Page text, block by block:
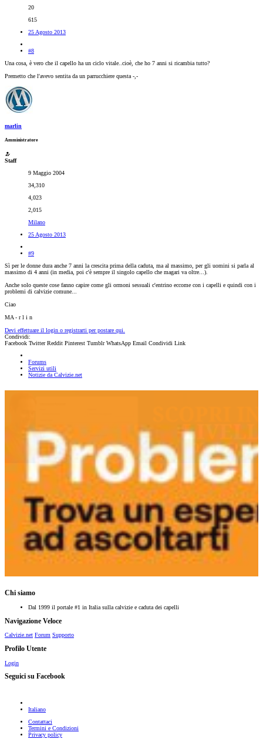
20
615
25 Agosto 2013
#8
Una cosa, è vero che il capello ha un ciclo vitale..cioè, che ho 7 anni si ricambia tutto?
Premetto che l'avevo sentita da un parrucchiere questa -,-
marlin
Amministratore
Staff
9 Maggio 2004
34,310
4,023
2,015
Milano
25 Agosto 2013
#9
Sì per le donne dura anche 7 anni la crescita prima della caduta, ma al massimo, per gli uomini si parla al
massimo di 4 anni (in media, poi c'è sempre il singolo capello che magari va oltre...).
Anche solo queste cose fanno capire come gli ormoni sessuali c'entrino eccome con i capelli e quindi con i
problemi di calvizie comune...
Ciao
MA - r l i n
Devi effettuare il login o registrarti per postare qui.
Condividi:
Facebook Twitter Reddit Pinterest Tumblr WhatsApp Email Condividi Link
Forums
Servizi utili
Notizie da Calvizie.net
Chi siamo
Dal 1999 il portale #1 in Italia sulla calvizie e caduta dei capelli
Navigazione Veloce
Calvizie.net Forum Supporto
Profilo Utente
Login
Seguici su Facebook
Italiano
Contattaci
Termini e Condizioni
Privacy policy